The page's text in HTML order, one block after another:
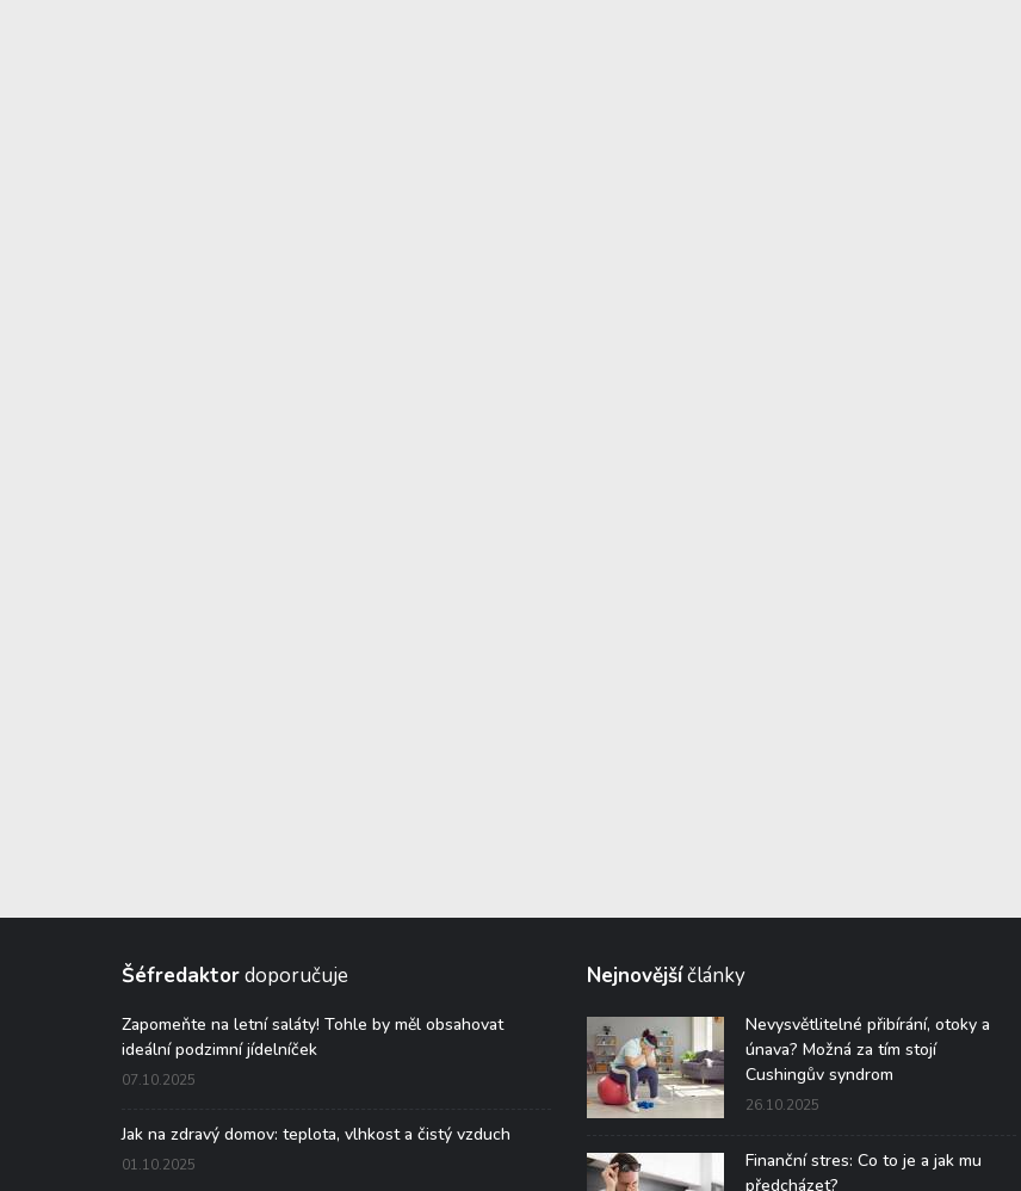
Šéfredaktordoporučuje
Zapomeňte na letní saláty! Tohle by měl obsahovat
ideální podzimní jídelníček
07.10.2025
Jak na zdravý domov: teplota, vlhkost a čistý vzduch
01.10.2025
Nejnovějšíčlánky
Nevysvětlitelné přibírání, otoky a
únava? Možná za tím stojí
Cushingův syndrom
26.10.2025
Finanční stres: Co to je a jak mu
předcházet?